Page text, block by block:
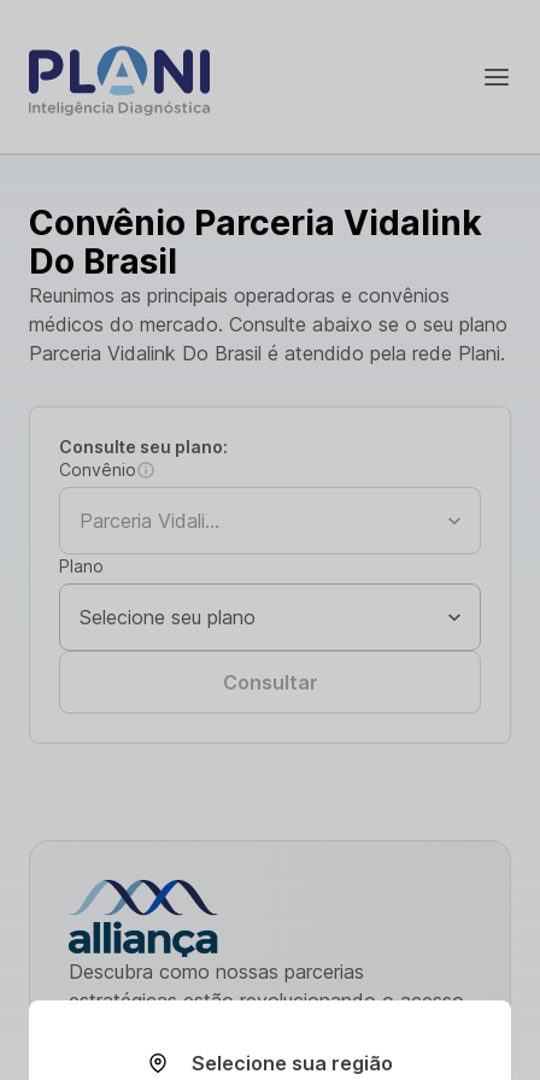
Convênio Parceria Vidalink
Do Brasil
Reunimos as principais operadoras e convênios
médicos do mercado. Consulte abaixo se o seu plano
Parceria Vidalink Do Brasil é atendido pela rede Plani.
Consulte seu plano:
Convênio
Plano
Consultar
Descubra como nossas parcerias
estratégicas estão revolucionando o acesso
promoção de uma vida saudável,
Selecione sua região